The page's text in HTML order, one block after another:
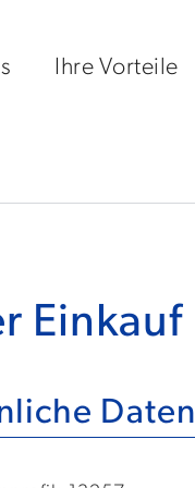
Ihre Vorteile
Einkauf
Daten